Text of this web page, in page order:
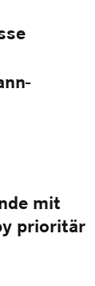
mit
prioritär